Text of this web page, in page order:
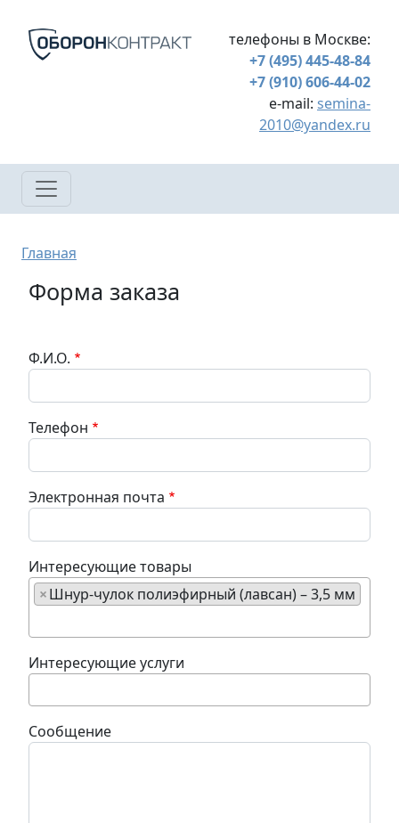
телефоны в Москве:
+7 (495) 445-48-84
+7 (910) 606-44-02
e-mail: semina-
2010@yandex.ru
Строка навигации
Главная
Форма заказа
Ф.И.О.
Телефон
Электронная почта
Интересующие товары
×Шнур-чулок полиэфирный (лавсан) – 3,5 мм
Интересующие услуги
Сообщение